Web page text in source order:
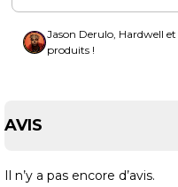
Jason Derulo, Hardwell et
produits !
AVIS
Il n’y a pas encore d’avis.